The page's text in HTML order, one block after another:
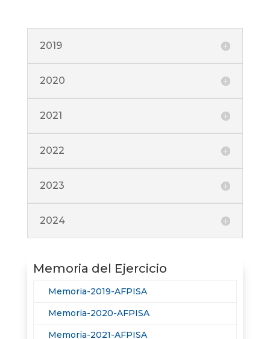
2019
2020
2021
2022
2023
2024
Memoria del Ejercicio
Memoria-2019-AFPISA
Memoria-2020-AFPISA
Memoria-2021-AFPISA